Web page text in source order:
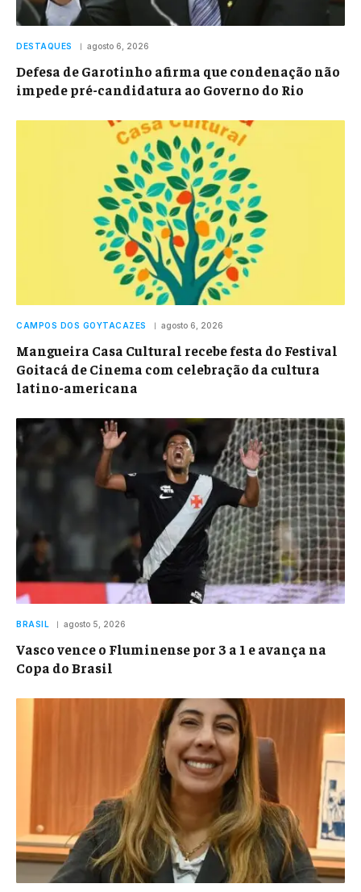
DESTAQUES agosto 6, 2026
Defesa de Garotinho afirma que condenação não
impede pré-candidatura ao Governo do Rio
CAMPOS DOS GOYTACAZES agosto 6, 2026
Mangueira Casa Cultural recebe festa do Festival
Goitacá de Cinema com celebração da cultura
latino-americana
BRASIL agosto 5, 2026
Vasco vence o Fluminense por 3 a 1 e avança na
Copa do Brasil